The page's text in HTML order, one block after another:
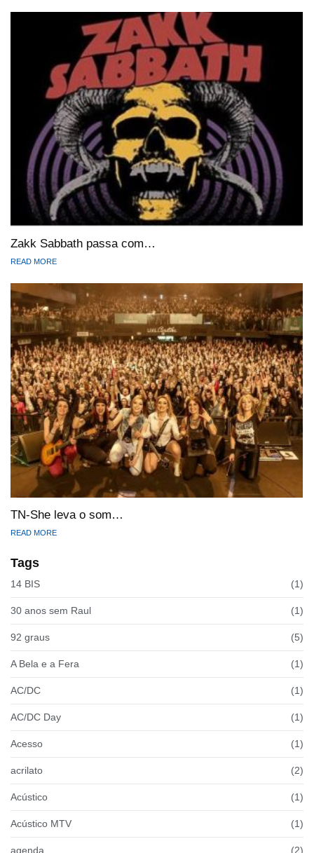
Zakk Sabbath passa com…
READ MORE
TN-She leva o som…
READ MORE
Tags
14 BIS (1)
30 anos sem Raul (1)
92 graus (5)
A Bela e a Fera (1)
AC/DC (1)
AC/DC Day (1)
Acesso (1)
acrilato (2)
Acústico (1)
Acústico MTV (1)
agenda (2)